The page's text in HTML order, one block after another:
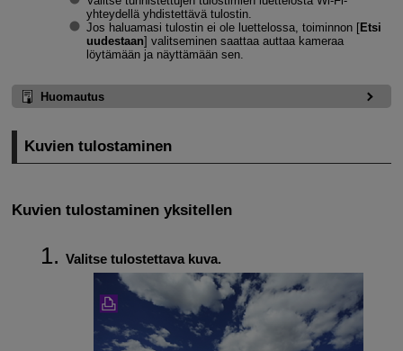
yhteydellä yhdistettävä tulostin.
Jos haluamasi tulostin ei ole luettelossa, toiminnon [Etsi
uudestaan] valitseminen saattaa auttaa kameraa
löytämään ja näyttämään sen.
Huomautus
Kuvien tulostaminen
Kuvien tulostaminen yksitellen
Valitse tulostettava kuva.